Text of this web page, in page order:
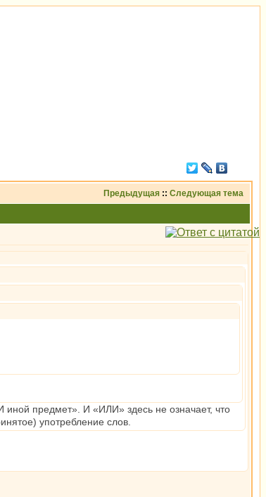
Предыдущая :: Следующая тема
иной предмет». И «ИЛИ» здесь не означает, что
употребление слов.